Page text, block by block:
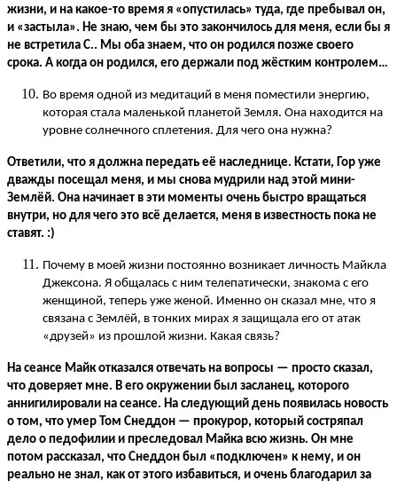
жизни, и на какое-то время я «опустилась» туда, где пребывал он,
и «застыла». Не знаю, чем бы это закончилось для меня, если бы я
не встретила С.. Мы оба знаем, что он родился позже своего
срока. А когда он родился, его держали под жёстким контролем…
Во время одной из медитаций в меня поместили энергию,
которая стала маленькой планетой Земля. Она находится на
уровне солнечного сплетения. Для чего она нужна?
Ответили, что я должна передать её наследнице. Кстати, Гор уже
дважды посещал меня, и мы снова мудрили над этой мини-
Землёй. Она начинает в эти моменты очень быстро вращаться
внутри, но для чего это всё делается, меня в известность пока не
ставят. :)
Почему в моей жизни постоянно возникает личность Майкла
Джексона. Я общалась с ним телепатически, знакома с его
женщиной, теперь уже женой. Именно он сказал мне, что я
связана с Землёй, в тонких мирах я защищала его от атак
«друзей» из прошлой жизни. Какая связь?
На сеансе Майк отказался отвечать на вопросы — просто сказал,
что доверяет мне. В его окружении был засланец, которого
аннигилировали на сеансе. На следующий день появилась новость
о том, что умер Том Снеддон — прокурор, который состряпал
дело о педофилии и преследовал Майка всю жизнь. Он мне
потом рассказал, что Снеддон был «подключен» к нему, и он
реально не знал, как от этого избавиться, и очень благодарил за